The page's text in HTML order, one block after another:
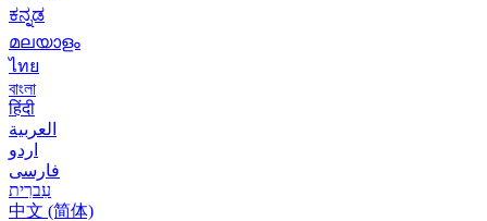
ಕನ್ನಡ
മലയാളം
ไทย
বাংলা
हिंदी
العربية
اردو
فارسی
עִברִית
中文 (简体)